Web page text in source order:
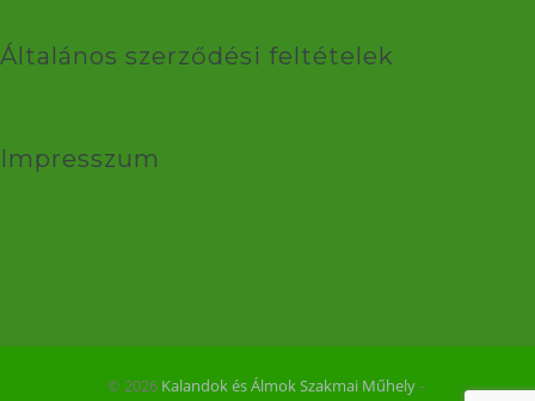
Általános szerződési feltételek
Impresszum
© 2026 Kalandok és Álmok Szakmai Műhely‐